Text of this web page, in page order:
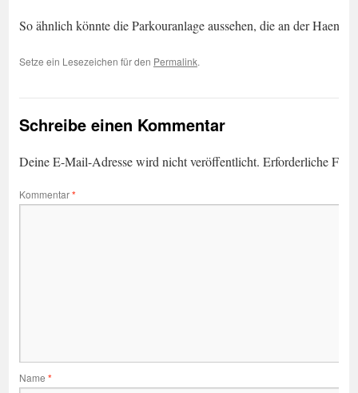
So ähnlich könnte die Parkouranlage aussehen, die an der
Setze ein Lesezeichen für den Permalink.
Schreibe einen Kommentar
Deine E-Mail-Adresse wird nicht veröffentlicht. Erforderliche
Kommentar*
Name *